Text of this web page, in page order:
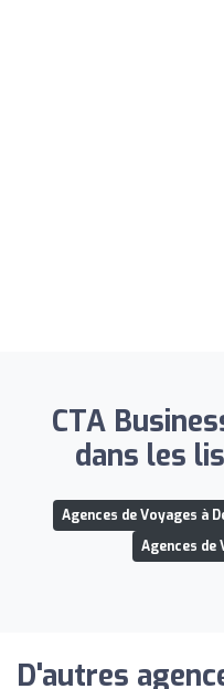
CTA
dans les
Agences de Voyages à
Agences de
D'autres